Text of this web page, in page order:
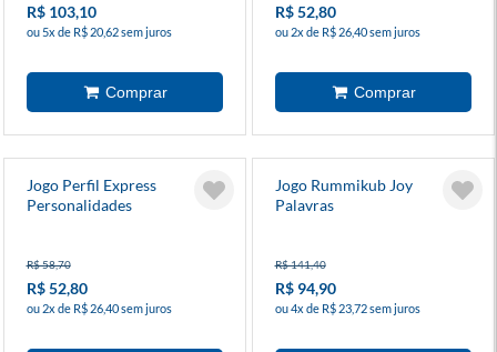
R$ 103,10
ou 5x de R$ 20,62 sem juros
R$ 52,80
ou 2x de R$ 26,40 sem juros
Jogo Perfil Express
Personalidades
R$ 58,70
R$ 52,80
ou 2x de R$ 26,40 sem juros
Jogo Rummikub Joy
Palavras
R$ 141,40
R$ 94,90
ou 4x de R$ 23,72 sem juros